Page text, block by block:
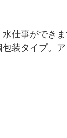
仕事ができ
装タイプ。